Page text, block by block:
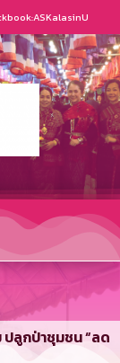
ปลูกป่าชุมชน “ลด